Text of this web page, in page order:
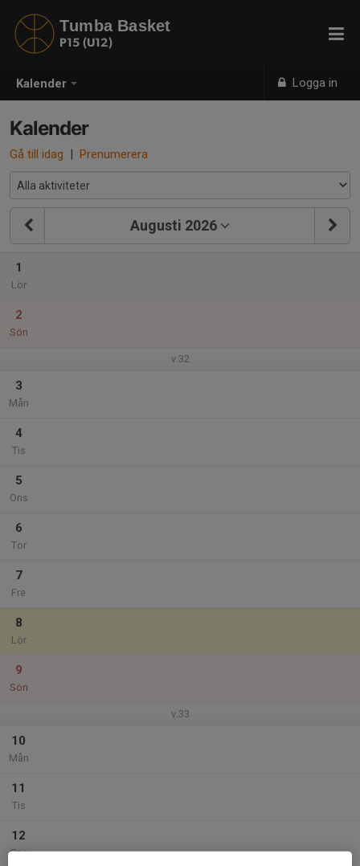
Kalender Logga in
Tumba Basket
P15 (U12)
Kalender
Gå till idag | Prenumerera
Augusti 2026
1
Lör
2
Sön
v.32
3
Mån
4
Tis
5
Ons
6
Tor
7
Fre
8
Lör
9
Sön
v.33
10
Mån
11
Tis
12
Ons